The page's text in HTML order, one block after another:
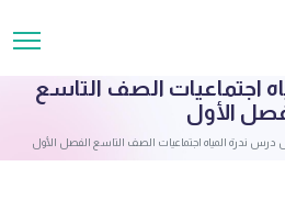
اجتماعيات الصف التاسع
الأول
درس ندرة المياه اجتماعيات الصف التاسع الفصل الأول